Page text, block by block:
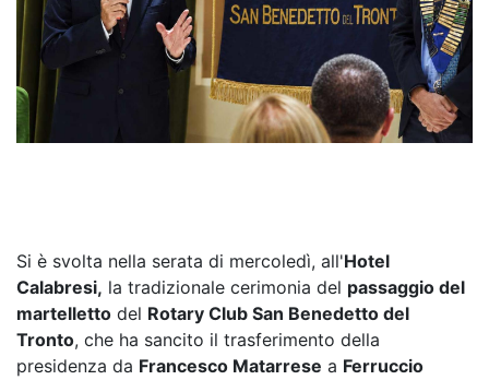
Si è svolta nella serata di mercoledì, all'Hotel
Calabresi, la tradizionale cerimonia del passaggio del
martelletto del Rotary Club San Benedetto del
Tronto, che ha sancito il trasferimento della
presidenza da Francesco Matarrese a Ferruccio